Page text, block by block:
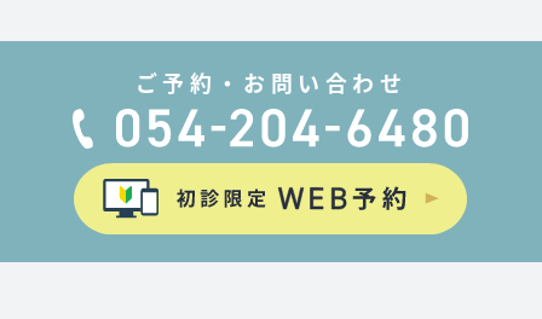
ご予約・お問い合わせ